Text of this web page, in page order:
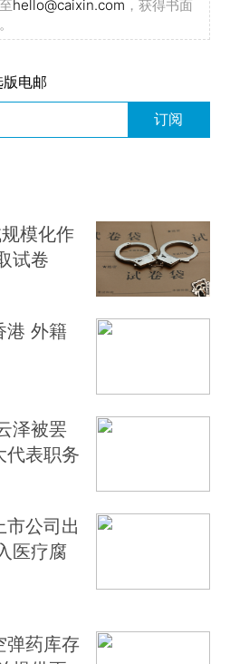
hello@caixin.com ，获得书面
电邮
订阅
模化作
试卷
港 外籍
泽被罢
代表职务
市公司出
医疗腐
弹药库存